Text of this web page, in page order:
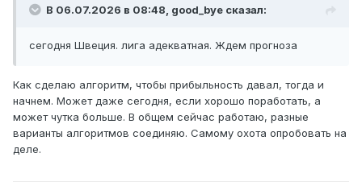
В 06.07.2026 в 08:48, good_bye сказал:
сегодня Швеция. лига адекватная. Ждем прогноза
Как сделаю алгоритм, чтобы прибыльность давал, тогда и
начнем. Может даже сегодня, если хорошо поработать, а
может чутка больше. В общем сейчас работаю, разные
варианты алгоритмов соединяю. Самому охота опробовать на
деле.